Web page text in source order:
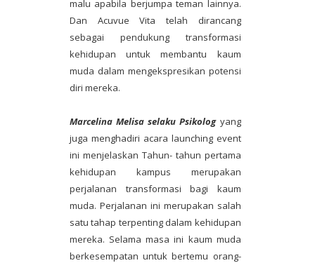
malu apabila berjumpa teman lainnya.
Dan Acuvue Vita telah dirancang
sebagai pendukung transformasi
kehidupan untuk membantu kaum
muda dalam mengekspresikan potensi
diri mereka.
Marcelina Melisa selaku Psikologyang
juga menghadiri acara launching event
ini menjelaskan Tahun- tahun pertama
kehidupan kampus merupakan
perjalanan transformasi bagi kaum
muda. Perjalanan ini merupakan salah
satu tahap terpenting dalam kehidupan
mereka. Selama masa ini kaum muda
berkesempatan untuk bertemu orang-